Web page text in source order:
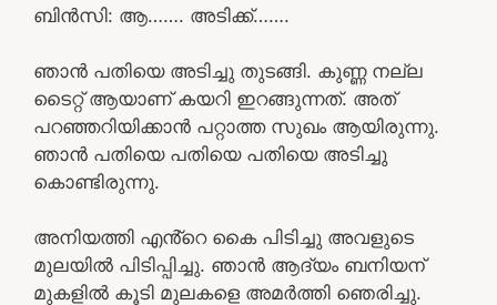
ബിൻസി: ആ……. അടിക്ക്…….
ഞാൻ പതിയെ അടിച്ചു തുടങ്ങി. കുണ്ണ നല്ല
ടൈറ്റ് ആയാണ് കയറി ഇറങ്ങുന്നത്. അത്
പറഞ്ഞറിയിക്കാൻ പറ്റാത്ത സുഖം ആയിരുന്നു.
ഞാൻ പതിയെ പതിയെ പതിയെ അടിച്ചു
കൊണ്ടിരുന്നു.
അനിയത്തി എൻ്റെ കൈ പിടിച്ചു അവളുടെ
മുലയിൽ പിടിപ്പിച്ചു. ഞാൻ ആദ്യം ബനിയന്
മുകളിൽ കൂടി മുലകളെ അമർത്തി ഞെരിച്ചു.